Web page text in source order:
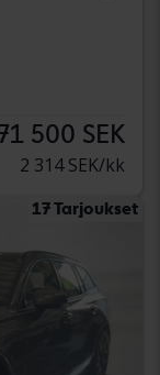
500 SEK
2 314 SEK/kk
17 Tarjoukset